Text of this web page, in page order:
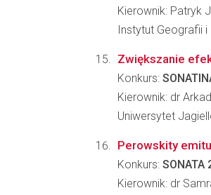
Kierownik: Patryk
Instytut Geografii
Zwiększanie
Konkurs:
Kierownik: dr
Uniwersytet
Perowskity
Konkurs: SONATA
Kierownik: dr